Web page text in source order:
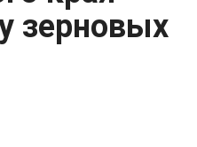
зерновых